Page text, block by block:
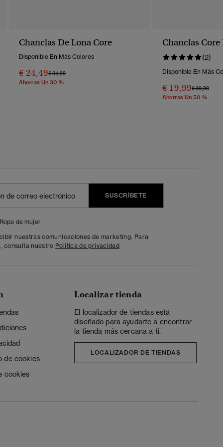
Chanclas De Lona Core
Disponible En Más Colores
€ 24,49Precio Rebajado De
€ 34,99A
Ahorras Un 30 %
Chanclas Core
(2)
Disponible En Más
€ 19,99Precio
€ 39,99A
Ahorras Un 50 %
SUSCRÍBETE
de mujer
nuestras comunicaciones de marketing. Para
consulta nuestro Política de privacidad
de cookies
cookies
Localizar tienda
El localizador de tiendas está
diseñado para ayudarte a encontrar
la tienda más cercana a ti.
LOCALIZADOR DE TIENDAS